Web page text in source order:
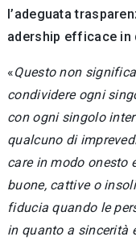
l’adegua­ta
adership efficace in
«Questo non
condividere ogni
con ogni singolo
qualcuno di
care in modo onesto
buone, cattive o
fiducia quando le
in quanto a sincerità